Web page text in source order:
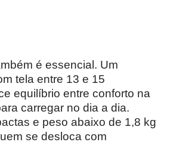
é essencial. Um
tela entre 13 e 15
equilíbrio entre conforto na
carregar no dia a dia.
e peso abaixo de 1,8 kg
se desloca com